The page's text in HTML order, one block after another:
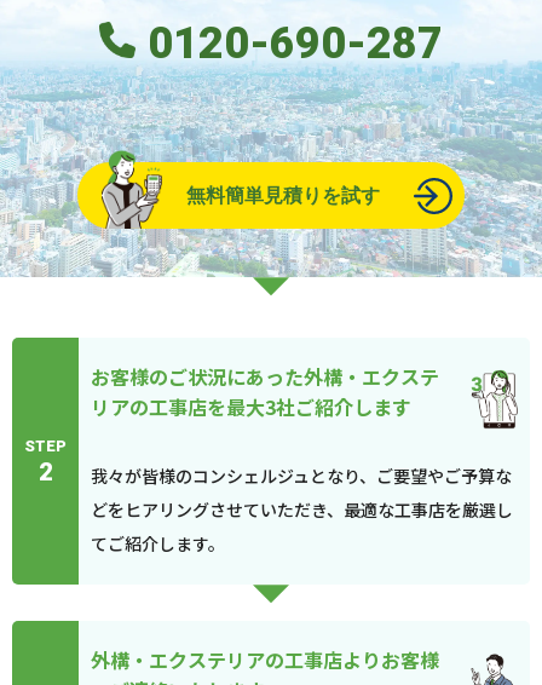
0120-690-287
無料簡単見積りを試す
STEP
2
お客様のご状況にあった外構・エクステ
リアの工事店を最大3社ご紹介します
我々が皆様のコンシェルジュとなり、ご要望やご予算な
どをヒアリングさせていただき、最適な工事店を厳選し
てご紹介します。
外構・エクステリアの工事店よりお客様